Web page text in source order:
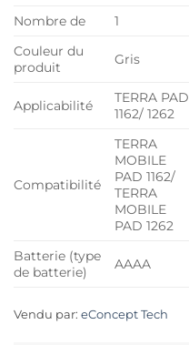
Nombre de
1
Couleur du
produit
Gris
Applicabilité
TERRA PAD
1162/ 1262
Compatibilité
TERRA
MOBILE
PAD 1162/
TERRA
MOBILE
PAD 1262
Batterie (type
de batterie)
AAAA
Vendu par: eConcept Tech